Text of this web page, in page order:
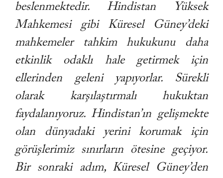
beslenmektedir. Hindistan Yüksek
Mahkemesi gibi Küresel Güney’deki
mahkemeler tahkim hukukunu daha
etkinlik odaklı hale getirmek için
ellerinden geleni yapıyorlar. Sürekli
olarak karşılaştırmalı hukuktan
faydalanıyoruz. Hindistan’ın gelişmekte
olan dünyadaki yerini korumak için
görüşlerimiz sınırların ötesine geçiyor.
Bir sonraki adım, Küresel Güney’den